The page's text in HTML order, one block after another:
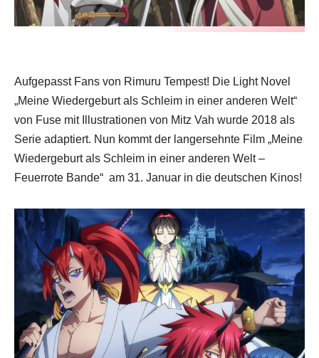
Aufgepasst Fans von Rimuru Tempest! Die Light Novel
„Meine Wiedergeburt als Schleim in einer anderen Welt“
von Fuse mit Illustrationen von Mitz Vah wurde 2018 als
Serie adaptiert. Nun kommt der langersehnte Film „Meine
Wiedergeburt als Schleim in einer anderen Welt –
Feuerrote Bande“ am 31. Januar in die deutschen Kinos!